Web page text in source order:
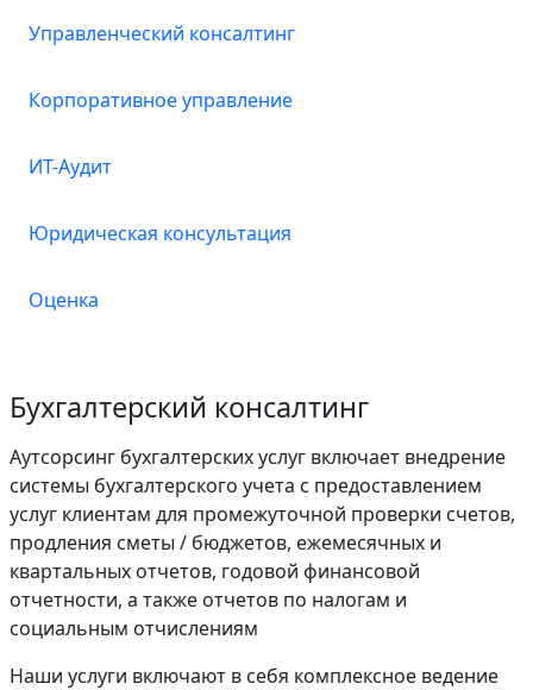
Управленческий консалтинг
Корпоративное управление
ИТ-Аудит
Юридическая консультация
Оценка
Бухгалтерский консалтинг
Аутсорсинг бухгалтерских услуг включает внедрение
системы бухгалтерского учета с предоставлением
услуг клиентам для промежуточной проверки счетов,
продления сметы / бюджетов, ежемесячных и
квартальных отчетов, годовой финансовой
отчетности, а также отчетов по налогам и
социальным отчислениям
Наши услуги включают в себя комплексное ведение